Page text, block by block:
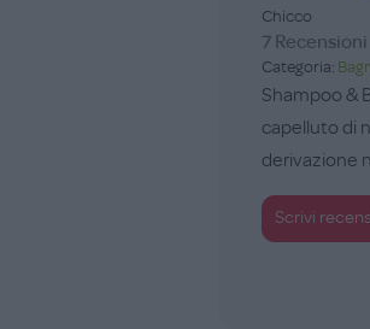
Chicco
7 Recensioni
Categoria:
Shampoo &
capelluto di
derivazione
Scrivi